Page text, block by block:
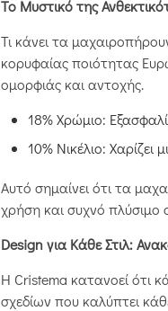
Το Μυστικό της
Τι κάνει τα
κορυφαίας ποιότητας
ομορφιάς και αντοχής.
18% Χρώμιο:
10% Νικέλιο:
Αυτό σημαίνει ότι τα
χρήση και συχνό πλύσιμο
Design για Κάθε Στιλ:
Η Cristema κατανοεί ότι
σχεδίων που καλύπτει